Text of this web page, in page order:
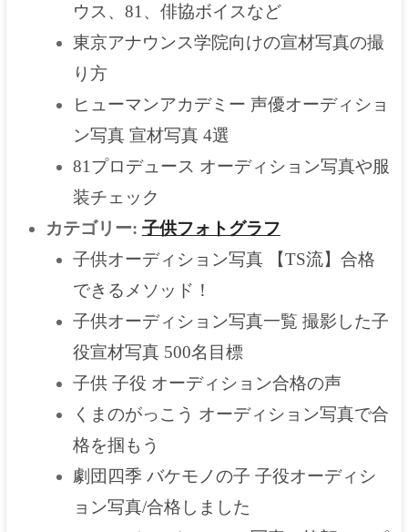
ウス、81、俳協ボイスなど
東京アナウンス学院向けの宣材写真の撮
り方
ヒューマンアカデミー 声優オーディショ
ン写真 宣材写真 4選
81プロデュース オーディション写真や服
装チェック
カテゴリー: 子供フォトグラフ
子供オーディション写真 【TS流】合格
できるメソッド！
子供オーディション写真一覧 撮影した子
役宣材写真 500名目標
子供 子役 オーディション合格の声
くまのがっこう オーディション写真で合
格を掴もう
劇団四季 バケモノの子 子役オーディシ
ョン写真/合格しました